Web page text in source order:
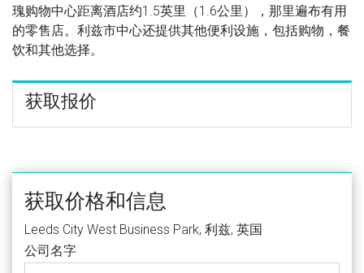
瑰购物中心距离酒店约1.5英里（1.6公里），那里遍布有用
的零售店。利兹市中心还提供其他便利设施，包括购物，餐
饮和其他选择。
获取报价
获取价格和信息
Leeds City West Business Park, 利兹, 英国
公司名字